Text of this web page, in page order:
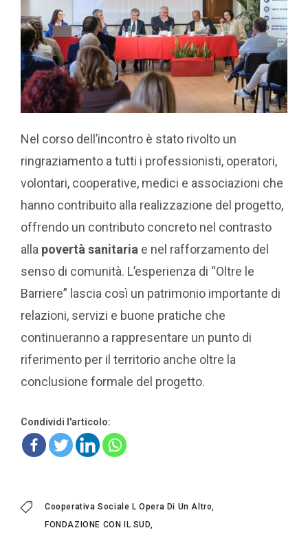
Nel corso dell’incontro è stato rivolto un
ringraziamento a tutti i professionisti, operatori,
volontari, cooperative, medici e associazioni che
hanno contribuito alla realizzazione del progetto,
offrendo un contributo concreto nel contrasto
alla povertà sanitaria e nel rafforzamento del
senso di comunità. L’esperienza di “Oltre le
Barriere” lascia così un patrimonio importante di
relazioni, servizi e buone pratiche che
continueranno a rappresentare un punto di
riferimento per il territorio anche oltre la
conclusione formale del progetto.
Condividi l'articolo:
Cooperativa Sociale L Opera Di Un Altro
FONDAZIONE CON IL SUD